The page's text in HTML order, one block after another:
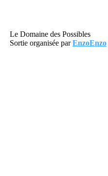
Le Domaine des Possibles
Sortie organisée parEnzoEnzo